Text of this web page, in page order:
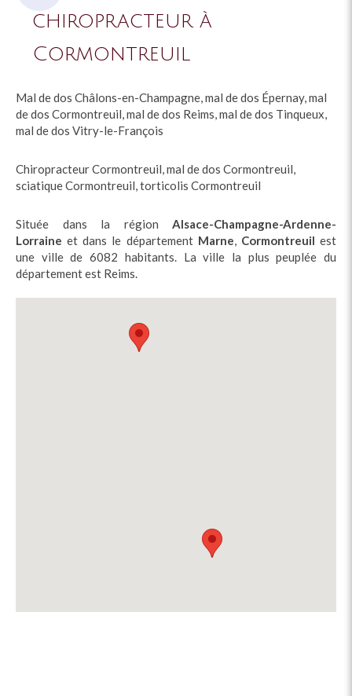
chiropracteur à
Cormontreuil
Mal de dos Châlons-en-Champagne,mal de dos Épernay,mal
de dos Cormontreuil,mal de dos Reims,mal de dos Tinqueux,
mal de dos Vitry-le-François
Chiropracteur Cormontreuil,mal de dos Cormontreuil,
sciatique Cormontreuil,torticolis Cormontreuil
Située dans la région Alsace-Champagne-Ardenne-
Lorraine et dans le département Marne, Cormontreuil est
une ville de 6082 habitants. La ville la plus peuplée du
département est Reims.